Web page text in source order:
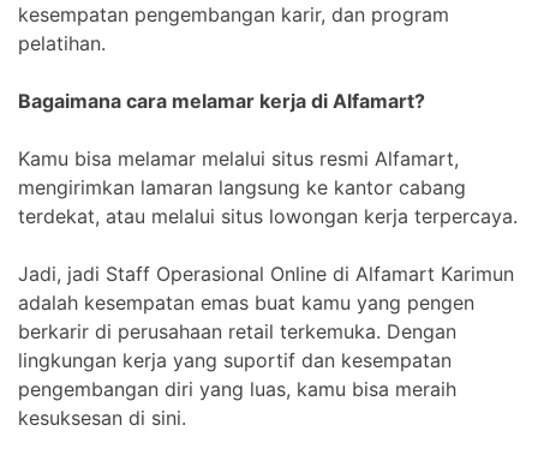
kesempatan pengembangan karir, dan program
pelatihan.
Bagaimana cara melamar kerja di Alfamart?
Kamu bisa melamar melalui situs resmi Alfamart,
mengirimkan lamaran langsung ke kantor cabang
terdekat, atau melalui situs lowongan kerja terpercaya.
Jadi, jadi Staff Operasional Online di Alfamart Karimun
adalah kesempatan emas buat kamu yang pengen
berkarir di perusahaan retail terkemuka. Dengan
lingkungan kerja yang suportif dan kesempatan
pengembangan diri yang luas, kamu bisa meraih
kesuksesan di sini.